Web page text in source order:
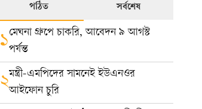
পঠিত সর্বশেষ
১মেঘনা গ্রুপে চাকরি, আবেদন ৯ আগস্ট
পর্যন্ত
২মন্ত্রী-এমপিদের সামনেই ইউএনওর
আইফোন চুরি